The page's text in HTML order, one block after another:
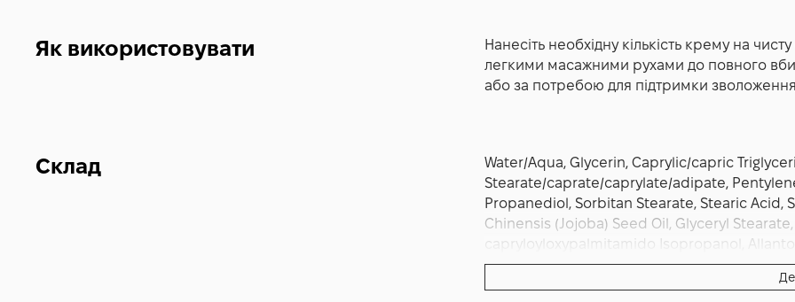
Як використовувати
Нанесіть необхідну кількість крему на
легкими масажними рухами до повного
або за потребою для підтримки
Склад
Water/Aqua, Glycerin, Caprylic/capric
Stearate/caprate/caprylate/adipate,
Propanediol, Sorbitan Stearate, Stearic Acid,
Chinensis (Jojoba) Seed Oil, Glyceryl
capryloyloxypalmitamido Isopropanol,
Threonine, Phenylalanine, Hydrogenated
Carbomer, Phytosterols, Phytosteryl Oleate,